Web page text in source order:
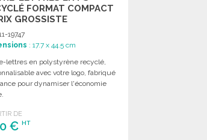
FORMAT COMPACT
GROSSISTE
19747
: 17.7 x 44.5 cm
lettres en polystyrène recyclé,
avec votre logo, fabriqué
pour dynamiser l'économie
DE
€HT